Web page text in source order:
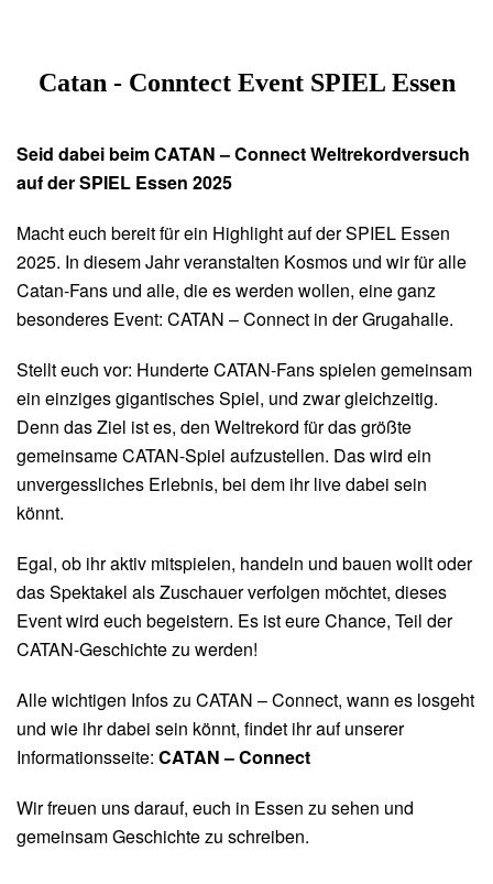
Catan - Conntect Event SPIEL Essen
Seid dabei beim CATAN – Connect Weltrekordversuch
auf der SPIEL Essen 2025
Macht euch bereit für ein Highlight auf der SPIEL Essen
2025. In diesem Jahr veranstalten Kosmos und wir für alle
Catan-Fans und alle, die es werden wollen, eine ganz
besonderes Event: CATAN – Connect in der Grugahalle.
Stellt euch vor: Hunderte CATAN-Fans spielen gemeinsam
ein einziges gigantisches Spiel, und zwar gleichzeitig.
Denn das Ziel ist es, den Weltrekord für das größte
gemeinsame CATAN-Spiel aufzustellen. Das wird ein
unvergessliches Erlebnis, bei dem ihr live dabei sein
könnt.
Egal, ob ihr aktiv mitspielen, handeln und bauen wollt oder
das Spektakel als Zuschauer verfolgen möchtet, dieses
Event wird euch begeistern. Es ist eure Chance, Teil der
CATAN-Geschichte zu werden!
Alle wichtigen Infos zu CATAN – Connect, wann es losgeht
und wie ihr dabei sein könnt, findet ihr auf unserer
Informationsseite: CATAN – Connect
Wir freuen uns darauf, euch in Essen zu sehen und
gemeinsam Geschichte zu schreiben.